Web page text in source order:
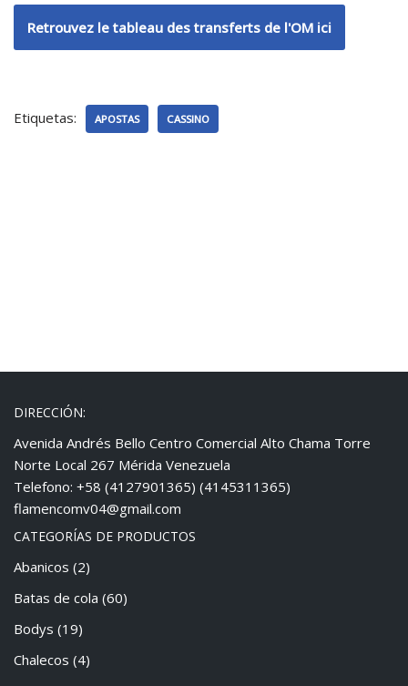
Retrouvez le tableau des transferts de l'OM ici
Etiquetas: APOSTAS CASSINO
DIRECCIÓN:
Avenida Andrés Bello Centro Comercial Alto Chama Torre
Norte Local 267 Mérida Venezuela
Telefono: +58 (4127901365) (4145311365)
flamencomv04@gmail.com
CATEGORÍAS DE PRODUCTOS
Abanicos (2)
Batas de cola (60)
Bodys (19)
Chalecos (4)